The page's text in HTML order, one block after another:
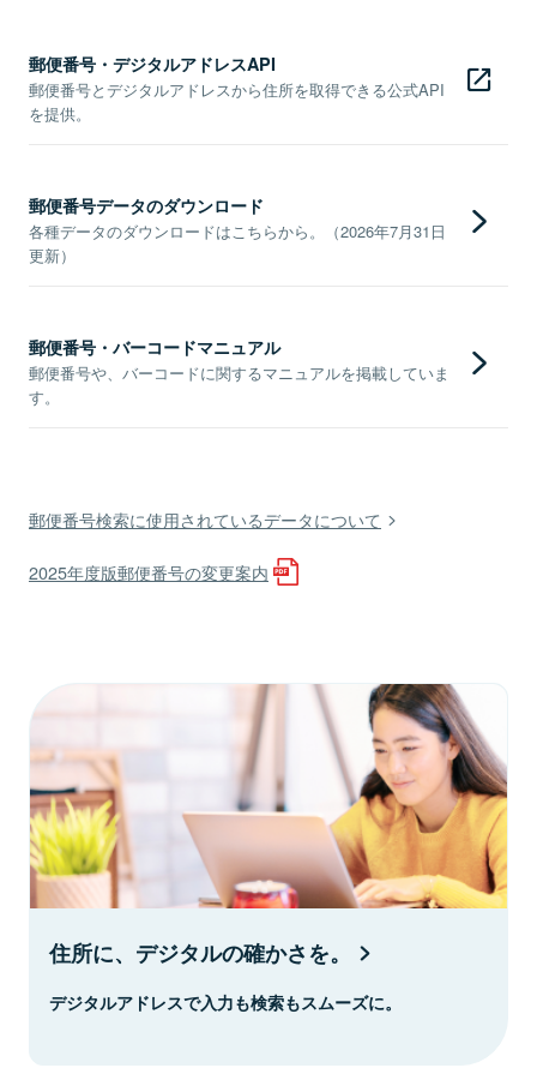
郵便番号・デジタルアドレスAPI
郵便番号とデジタルアドレスから住所を取得できる公式API
を提供。
郵便番号データのダウンロード
各種データのダウンロードはこちらから。（2026年7月31日
更新）
郵便番号・バーコードマニュアル
郵便番号や、バーコードに関するマニュアルを掲載していま
す。
郵便番号検索に使用されているデータについて
2025年度版郵便番号の変更案内
住所に、デジタルの確かさを。
デジタルアドレスで入力も検索もスムーズに。